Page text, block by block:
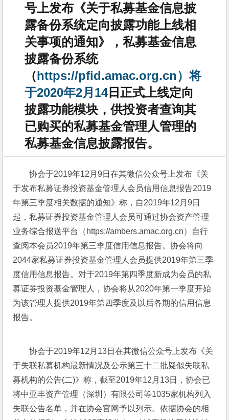
号上发布《关于私募基金信息披
露备份系统定向披露功能上线相
关事项的通知》，私募基金信息
披露备份系统
（https://pfid.amac.org.cn）将
于2020年2月14日正式上线定向
披露功能模块，供投资者查询其
已购买的私募基金管理人管理的
私募基金信息披露报告。
协会于2019年12月9日在其微信公众号上发布《关
于发布私募证券投资基金管理人会员信用信息报告2019
年第三季度相关数据的通知》称，自2019年12月9日
起，私募证券投资基金管理人会员可通过协会资产管理
业务综合报送平台（https://ambers.amac.org.cn）自行
查阅本会员2019年第三季度信用信息报告。协会将向
2044家私募证券投资基金管理人会员提供2019年第三季
度信用信息报告。对于2019年第四季度新成为会员的私
募证券投资基金管理人，协会将从2020年第一季度开始
为该管理人提供2019年第四季度及以后各期的信用信息
报告。
协会于2019年12月13日在其微信公众号上发布《关
于失联私募机构最新情况及公示第三十二批疑似失联私
募机构的公告(二)》称，截至2019年12月13日，协会已
将中亚丰资产管理（深圳）有限公司等1035家机构列入
失联公告名单，并在协会官网予以列示。依据协会的相